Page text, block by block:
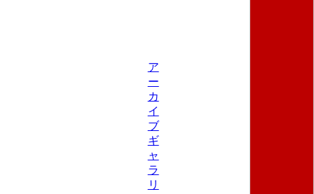
ア
ー
カ
イ
ブ
ギ
ャ
ラ
リ